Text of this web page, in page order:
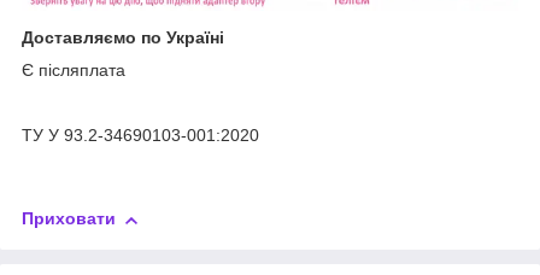
Доставляємо по Україні
Є післяплата
ТУ У 93.2-34690103-001:2020
Приховати